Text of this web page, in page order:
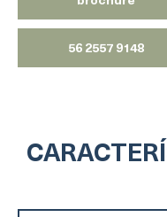
56 2557 9148